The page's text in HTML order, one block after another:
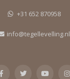
+31 652 870958
info@tegellevelling.nl